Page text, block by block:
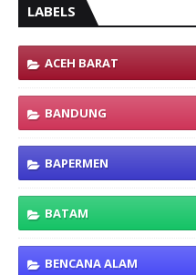
LABELS
ACEH BARAT
BANDUNG
BAPERMEN
BATAM
BENCANA ALAM